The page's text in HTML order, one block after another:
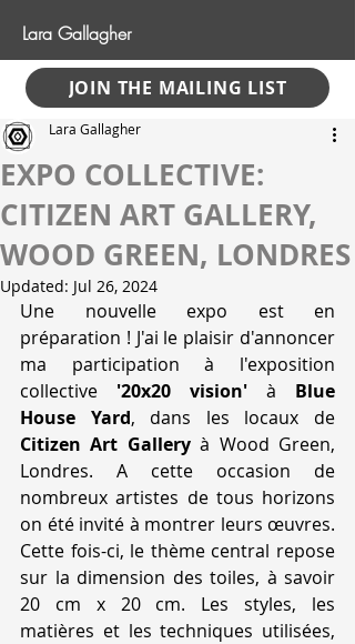
Lara Gallagher
JOIN THE MAILING LIST
EXPO COLLECTIVE:
CITIZEN ART GALLERY,
WOOD GREEN, LONDRES
Lara Gallagher
Updated: Jul 26, 2024
Une nouvelle expo est en
préparation ! J'ai le plaisir d'annoncer
ma participation à l'exposition
collective '20x20 vision' à Blue
House Yard
Citizen Art Gallery à Wood Green,
Londres. A cette occasion de
nombreux artistes de tous horizons
on été invité à montrer leurs œuvres.
Cette fois-ci, le thème central repose
sur la dimension des toiles, à savoir
20 cm x 20 cm. Les styles, les
matières et les techniques utilisées,